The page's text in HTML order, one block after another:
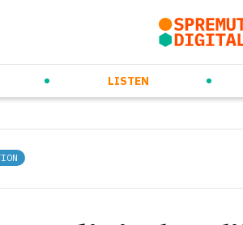
Future Trends
LISTEN
Daily Orange Squeeze
Eventi